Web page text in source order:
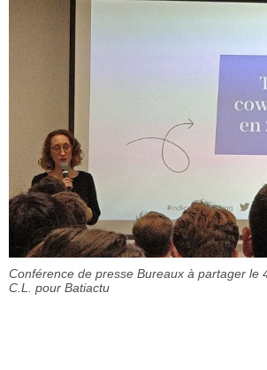
Conférence de presse Bureaux à partager le
C.L. pour Batiactu